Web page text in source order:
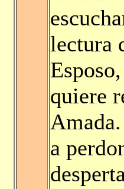
lectura
quiere
a